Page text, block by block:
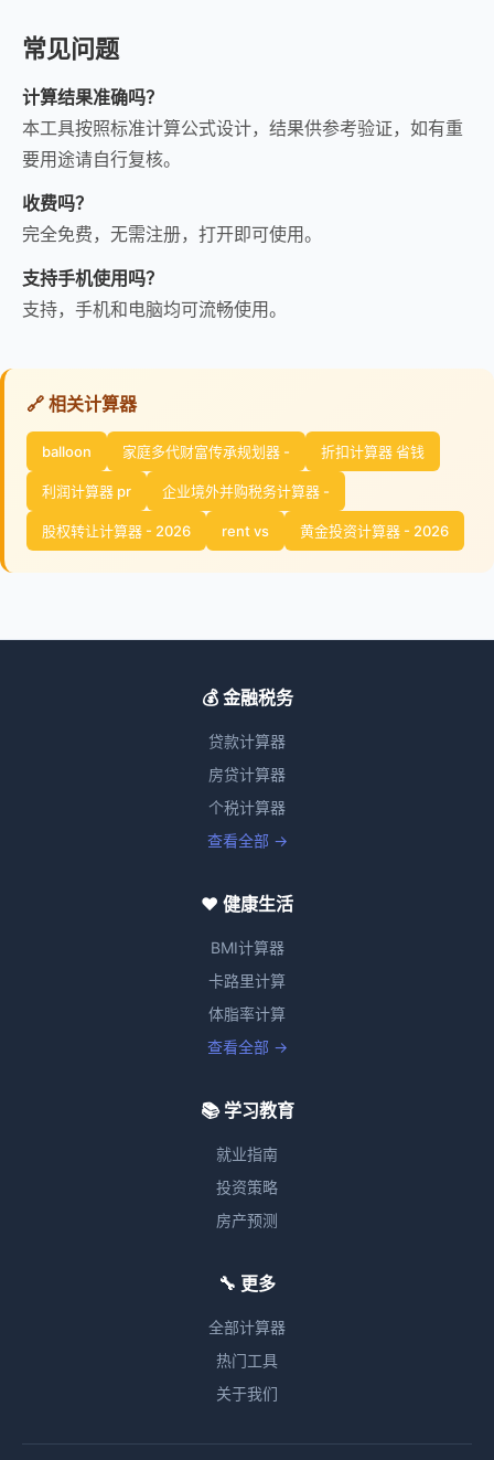
常见问题
计算结果准确吗？
本工具按照标准计算公式设计，结果供参考验证，如有重
要用途请自行复核。
收费吗？
完全免费，无需注册，打开即可使用。
支持手机使用吗？
支持，手机和电脑均可流畅使用。
🔗 相关计算器
balloon 家庭多代财富传承规划器 - 折扣计算器 省钱
利润计算器 pr 企业境外并购税务计算器 -
股权转让计算器 - 2026 rent vs 黄金投资计算器 - 2026
💰 金融税务
贷款计算器
房贷计算器
个税计算器
查看全部 →
❤️ 健康生活
BMI计算器
卡路里计算
体脂率计算
查看全部 →
📚 学习教育
就业指南
投资策略
房产预测
🔧 更多
全部计算器
热门工具
关于我们